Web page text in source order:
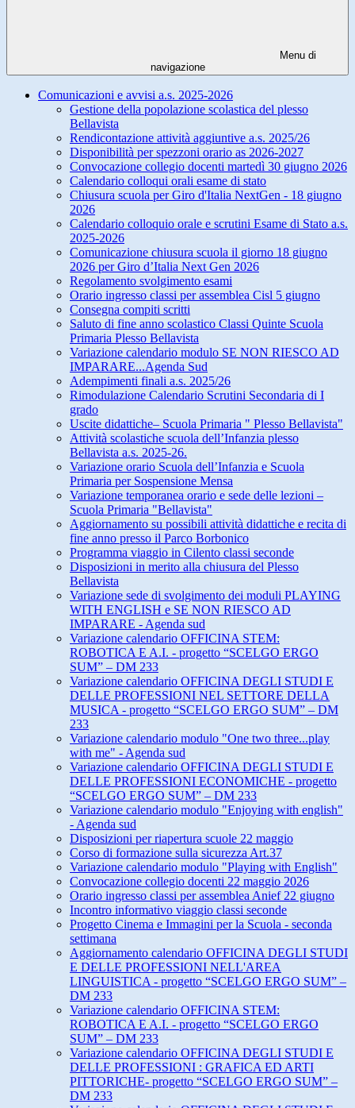
Menu di
navigazione
Comunicazioni e avvisi a.s. 2025-2026
Gestione della popolazione scolastica del plesso
Bellavista
Rendicontazione attività aggiuntive a.s. 2025/26
Disponibilità per spezzoni orario as 2026-2027
Convocazione collegio docenti martedì 30 giugno 2026
Calendario colloqui orali esame di stato
Chiusura scuola per Giro d'Italia NextGen - 18 giugno
2026
Calendario colloquio orale e scrutini Esame di Stato a.s.
2025-2026
Comunicazione chiusura scuola il giorno 18 giugno
2026 per Giro d’Italia Next Gen 2026
Regolamento svolgimento esami
Orario ingresso classi per assemblea Cisl 5 giugno
Consegna compiti scritti
Saluto di fine anno scolastico Classi Quinte Scuola
Primaria Plesso Bellavista
Variazione calendario modulo SE NON RIESCO AD
IMPARARE...Agenda Sud
Adempimenti finali a.s. 2025/26
Rimodulazione Calendario Scrutini Secondaria di I
grado
Uscite didattiche– Scuola Primaria " Plesso Bellavista"
Attività scolastiche scuola dell’Infanzia plesso
Bellavista a.s. 2025-26.
Variazione orario Scuola dell’Infanzia e Scuola
Primaria per Sospensione Mensa
Variazione temporanea orario e sede delle lezioni –
Scuola Primaria "Bellavista"
Aggiornamento su possibili attività didattiche e recita di
fine anno presso il Parco Borbonico
Programma viaggio in Cilento classi seconde
Disposizioni in merito alla chiusura del Plesso
Bellavista
Variazione sede di svolgimento dei moduli PLAYING
WITH ENGLISH e SE NON RIESCO AD
IMPARARE - Agenda sud
Variazione calendario OFFICINA STEM:
ROBOTICA E A.I. - progetto “SCELGO ERGO
SUM” – DM 233
Variazione calendario OFFICINA DEGLI STUDI E
DELLE PROFESSIONI NEL SETTORE DELLA
MUSICA - progetto “SCELGO ERGO SUM” – DM
233
Variazione calendario modulo "One two three...play
with me" - Agenda sud
Variazione calendario OFFICINA DEGLI STUDI E
DELLE PROFESSIONI ECONOMICHE - progetto
“SCELGO ERGO SUM” – DM 233
Variazione calendario modulo "Enjoying with english"
- Agenda sud
Disposizioni per riapertura scuole 22 maggio
Corso di formazione sulla sicurezza Art.37
Variazione calendario modulo "Playing with English"
Convocazione collegio docenti 22 maggio 2026
Orario ingresso classi per assemblea Anief 22 giugno
Incontro informativo viaggio classi seconde
Progetto Cinema e Immagini per la Scuola - seconda
settimana
Aggiornamento calendario OFFICINA DEGLI STUDI
E DELLE PROFESSIONI NELL'AREA
LINGUISTICA - progetto “SCELGO ERGO SUM” –
DM 233
Variazione calendario OFFICINA STEM:
ROBOTICA E A.I. - progetto “SCELGO ERGO
SUM” – DM 233
Variazione calendario OFFICINA DEGLI STUDI E
DELLE PROFESSIONI : GRAFICA ED ARTI
PITTORICHE- progetto “SCELGO ERGO SUM” –
DM 233